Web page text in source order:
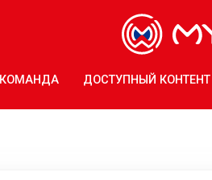
КОМАНДА ДОСТУПНЫЙ КОНТЕНТ